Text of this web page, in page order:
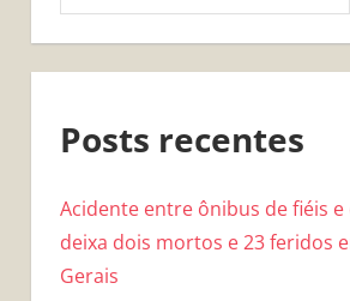
Posts recentes
Acidente entre ônibus de fiéis
deixa dois mortos e 23 feridos
Gerais